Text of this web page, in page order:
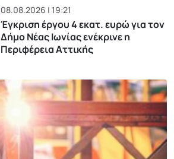
08.08.2026 | 19:21
Έγκριση έργου 4 εκατ. ευρώ για τον
Δήμο Νέας Ιωνίας ενέκρινε η
Περιφέρεια Αττικής